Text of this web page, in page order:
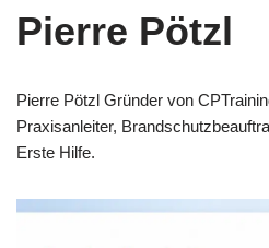
Pierre Pötzl
Pierre Pötzl Gründer von
Praxisanleiter,
Erste Hilfe.